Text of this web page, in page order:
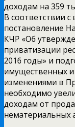
доходам на 359
В соответствии
постановление
КЧР «Об
приватизации
2016 годы» и
имущественных
изменениями в
необходимо
доходам от
нематериальных